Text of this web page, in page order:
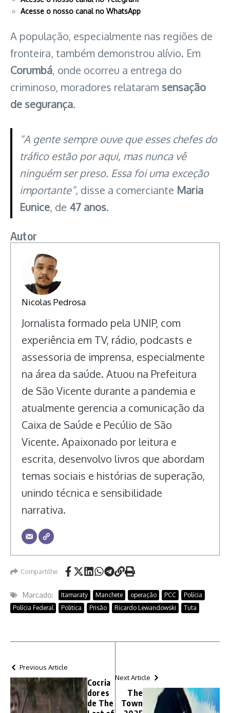
Acesse o nosso canal no WhatsApp
A população, especialmente nas regiões de
fronteira, também demonstrou alívio. Em
Corumbá, onde ocorreu a entrega do
criminoso, moradores relataram sensação
de segurança.
“A gente sempre ouve que esses chefes do
tráfico estão por aqui, mas nunca vê
ninguém ser preso. Essa foi uma exceção
importante”, disse a comerciante Maria
Eunice, de 47 anos.
Autor
Nicolas Pedrosa
Jornalista formado pela UNIP, com
experiência em TV, rádio, podcasts e
assessoria de imprensa, especialmente
na área da saúde. Atuou na Prefeitura
de São Vicente durante a pandemia e
atualmente gerencia a comunicação da
Caixa de Saúde e Pecúlio de São
Vicente. Apaixonado por leitura e
escrita, desenvolvo livros que abordam
temas sociais e histórias de superação,
unindo técnica e sensibilidade
narrativa.
Compartilhe
Marcado: Itamaraty Manchete operação PCC
Polícia
Polícia Federal
Politica Prisão Ricardo Lewandowski Tuta
Previous Article
Cocria
dores
de The
Next Article
The
Town